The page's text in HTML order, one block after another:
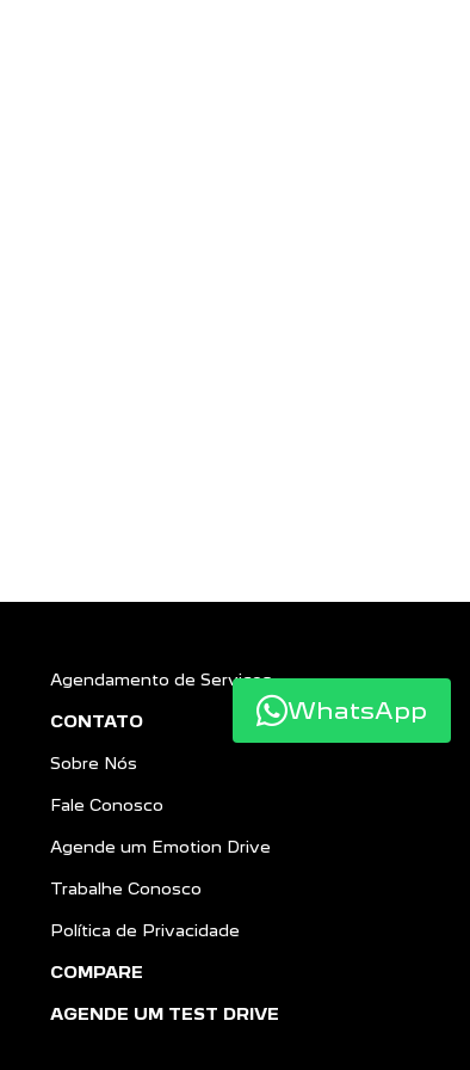
Agendamento de Serviços
CONTATO
Sobre Nós
Fale Conosco
Agende um Emotion Drive
Trabalhe Conosco
Política de Privacidade
COMPARE
AGENDE UM TEST DRIVE
WhatsApp